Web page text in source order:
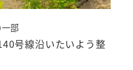
号線沿いたいよう整
部